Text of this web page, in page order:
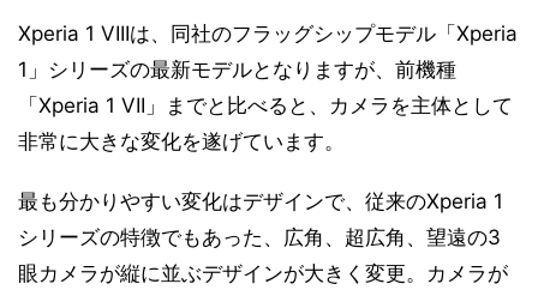
Xperia 1 VIIIは、同社のフラッグシップモデル「Xperia
1」シリーズの最新モデルとなりますが、前機種
「Xperia 1 VII」までと比べると、カメラを主体として
非常に大きな変化を遂げています。
最も分かりやすい変化はデザインで、従来のXperia 1
シリーズの特徴でもあった、広角、超広角、望遠の3
眼カメラが縦に並ぶデザインが大きく変更。カメラが